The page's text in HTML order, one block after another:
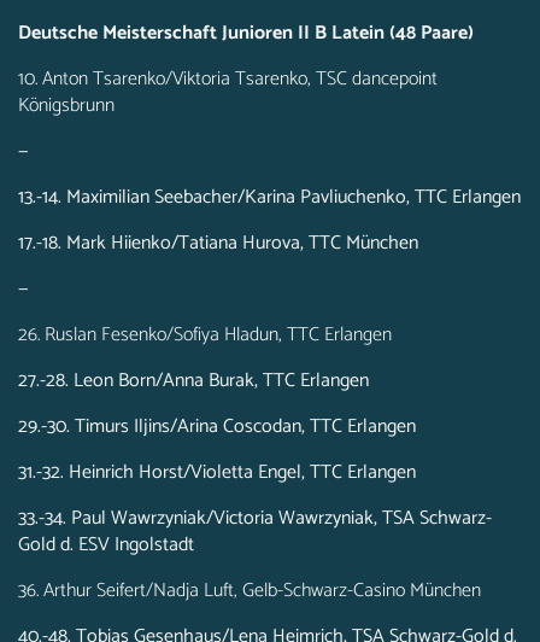
Deutsche Meisterschaft Junioren II B Latein (48 Paare)
10. Anton Tsarenko/Viktoria Tsarenko, TSC dancepoint
Königsbrunn
—
13.-14. Maximilian Seebacher/Karina Pavliuchenko, TTC Erlangen
17.-18. Mark Hiienko/Tatiana Hurova, TTC München
—
26. Ruslan Fesenko/Sofiya Hladun, TTC Erlangen
27.-28. Leon Born/Anna Burak, TTC Erlangen
29.-30. Timurs Iljins/Arina Coscodan, TTC Erlangen
31.-32. Heinrich Horst/Violetta Engel, TTC Erlangen
33.-34. Paul Wawrzyniak/Victoria Wawrzyniak, TSA Schwarz-
Gold d. ESV Ingolstadt
36. Arthur Seifert/Nadja Luft, Gelb-Schwarz-Casino München